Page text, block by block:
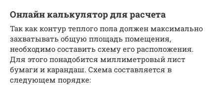
Онлайн калькулятор для расчета
Так как контур теплого пола должен максимально
захватывать общую площадь помещения,
необходимо составить схему его расположения.
Для этого понадобится миллиметровый лист
бумаги и карандаш. Схема составляется в
следующем порядке: